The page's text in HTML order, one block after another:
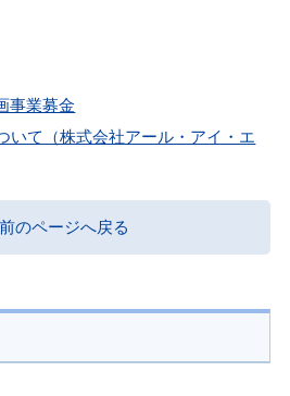
事業募金
いて（株式会社アール・アイ・エ
前のページへ戻る